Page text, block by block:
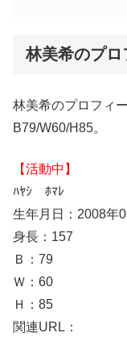
林美希のプロ
林美希のプロフィ
B79/W60/H85。
【活動中】
ﾊﾔｼ ﾎﾏﾚ
生年月日：2008年
身長：157
Ｂ：79
Ｗ：60
Ｈ：85
関連URL：